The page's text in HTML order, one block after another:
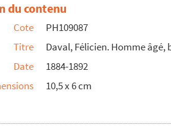
du contenu
Cote
PH109087
Titre
Daval, Félicien. Homme âgé,
Date
1884-1892
10,5 x 6 cm